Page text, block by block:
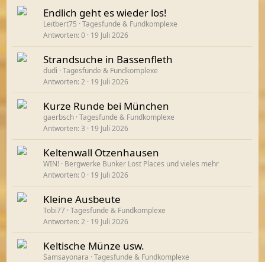
Endlich geht es wieder los!
Leitbert75
Tagesfunde & Fundkomplexe
Antworten 0 19 Juli 2026
Strandsuche in Bassenfleth
dudi
Tagesfunde & Fundkomplexe
Antworten 2 19 Juli 2026
Kurze Runde bei München
gaerbsch Tagesfunde & Fundkomplexe
Antworten 3 19 Juli 2026
Keltenwall Otzenhausen
WIN! Bergwerke Bunker Lost Places und vieles mehr
Antworten 0 19 Juli 2026
Kleine Ausbeute
Tobi77 Tagesfunde & Fundkomplexe
Antworten 2 19 Juli 2026
Keltische Münze usw.
Samsayonara Tagesfunde & Fundkomplexe